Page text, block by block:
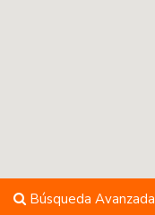
Búsqueda Avanzada